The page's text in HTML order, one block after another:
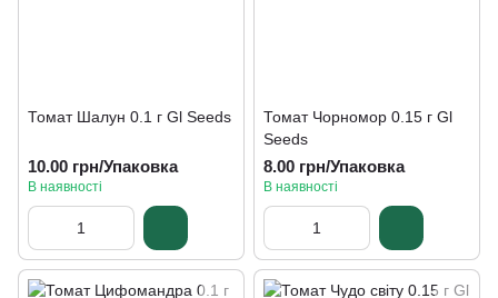
Томат Шалун 0.1 г Gl Seeds
10.00 грн/Упаковка
В наявності
Томат Чорномор 0.15 г Gl
Seeds
8.00 грн/Упаковка
В наявності